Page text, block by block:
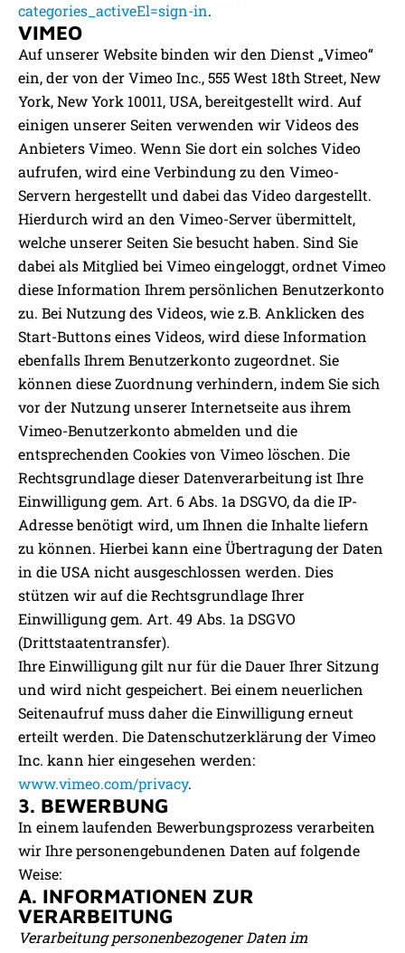
categories_activeEl=sign-in.
VIMEO
Auf unserer Website binden wir den Dienst „Vimeo“
ein, der von der Vimeo Inc., 555 West 18th Street, New
York, New York 10011, USA, bereitgestellt wird. Auf
einigen unserer Seiten verwenden wir Videos des
Anbieters Vimeo. Wenn Sie dort ein solches Video
aufrufen, wird eine Verbindung zu den Vimeo-
Servern hergestellt und dabei das Video dargestellt.
Hierdurch wird an den Vimeo-Server übermittelt,
welche unserer Seiten Sie besucht haben. Sind Sie
dabei als Mitglied bei Vimeo eingeloggt, ordnet Vimeo
diese Information Ihrem persönlichen Benutzerkonto
zu. Bei Nutzung des Videos, wie z.B. Anklicken des
Start-Buttons eines Videos, wird diese Information
ebenfalls Ihrem Benutzerkonto zugeordnet. Sie
können diese Zuordnung verhindern, indem Sie sich
vor der Nutzung unserer Internetseite aus ihrem
Vimeo-Benutzerkonto abmelden und die
entsprechenden Cookies von Vimeo löschen. Die
Rechtsgrundlage dieser Datenverarbeitung ist Ihre
Einwilligung gem. Art. 6 Abs. 1a DSGVO, da die IP-
Adresse benötigt wird, um Ihnen die Inhalte liefern
zu können. Hierbei kann eine Übertragung der Daten
in die USA nicht ausgeschlossen werden. Dies
stützen wir auf die Rechtsgrundlage Ihrer
Einwilligung gem. Art. 49 Abs. 1a DSGVO
(Drittstaatentransfer).
Ihre Einwilligung gilt nur für die Dauer Ihrer Sitzung
und wird nicht gespeichert. Bei einem neuerlichen
Seitenaufruf muss daher die Einwilligung erneut
erteilt werden. Die Datenschutzerklärung der Vimeo
Inc. kann hier eingesehen werden:
www.vimeo.com/privacy.
3. BEWERBUNG
In einem laufenden Bewerbungsprozess verarbeiten
wir Ihre personengebundenen Daten auf folgende
Weise:
A. INFORMATIONEN ZUR
VERARBEITUNG
Verarbeitung personenbezogener Daten im